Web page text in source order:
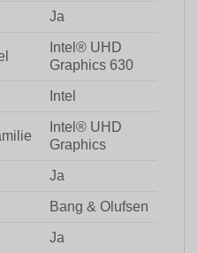
Ja
Intel® UHD
Graphics 630
Intel
Intel® UHD
Graphics
Ja
Bang & Olufsen
Ja